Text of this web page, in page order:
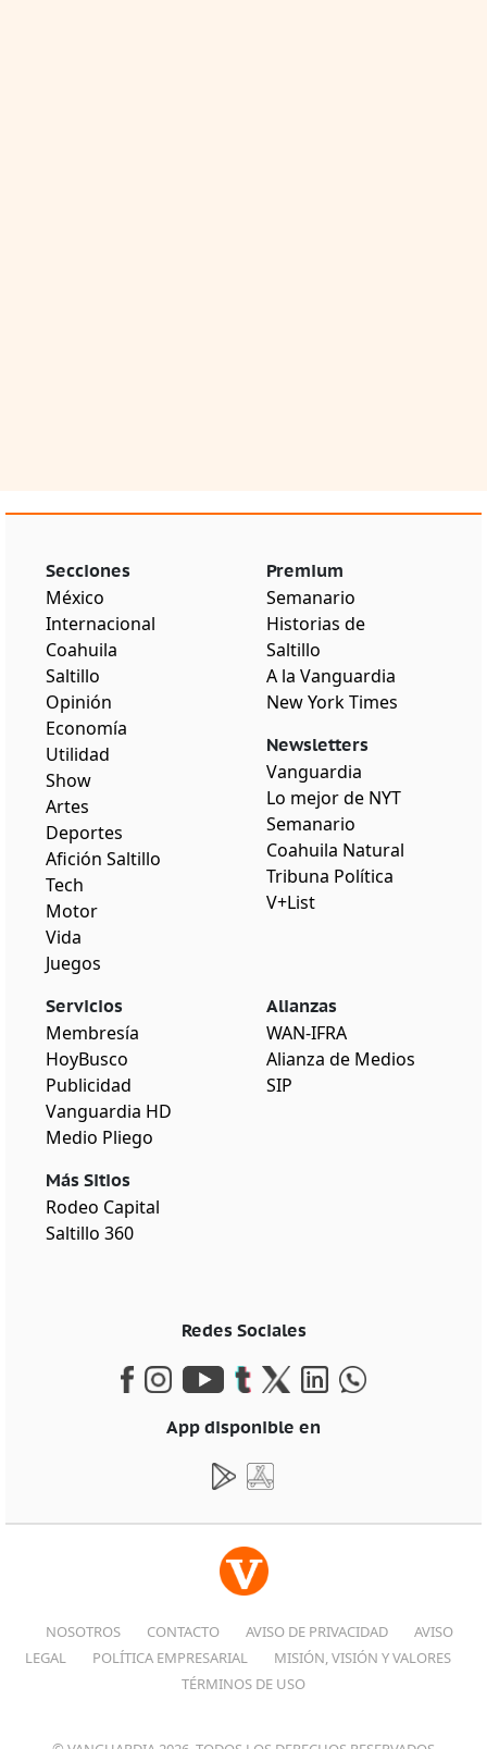
Secciones
México
Internacional
Coahuila
Saltillo
Opinión
Economía
Utilidad
Show
Artes
Deportes
Afición Saltillo
Tech
Motor
Vida
Juegos
Premium
Semanario
Historias de
Saltillo
A la Vanguardia
New York Times
Newsletters
Vanguardia
Lo mejor de NYT
Semanario
Coahuila Natural
Tribuna Política
V+List
Servicios
Membresía
HoyBusco
Publicidad
Vanguardia HD
Medio Pliego
Más Sitios
Rodeo Capital
Saltillo 360
Alianzas
WAN-IFRA
Alianza de Medios
SIP
Redes Sociales
App disponible en
NOSOTROS CONTACTO AVISO DE PRIVACIDAD
AVISO
LEGAL
POLÍTICA EMPRESARIAL
MISIÓN, VISIÓN Y VALORES
TÉRMINOS DE USO